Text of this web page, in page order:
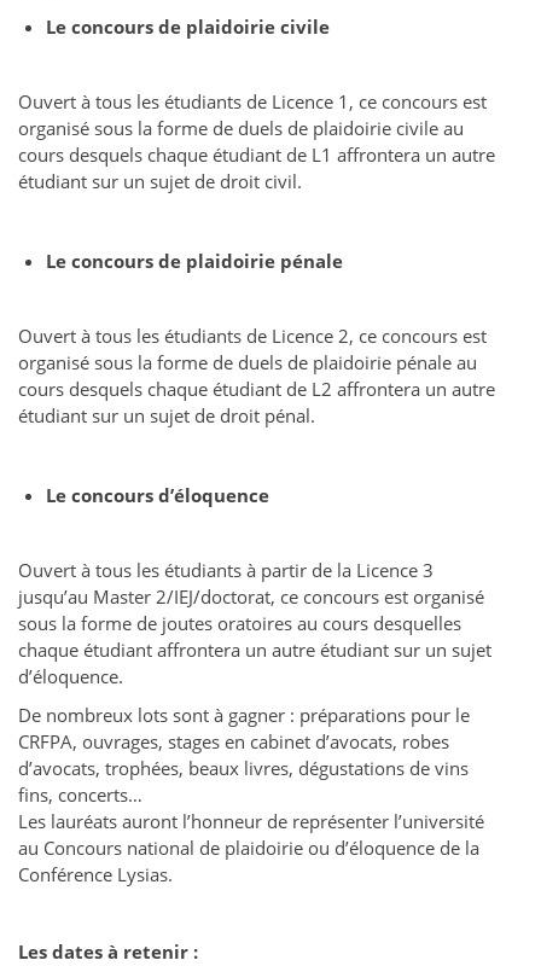
Le concours de plaidoirie civile
Ouvert à tous les étudiants de Licence 1, ce concours est
organisé sous la forme de duels de plaidoirie civile au
cours desquels chaque étudiant de L1 affrontera un autre
étudiant sur un sujet de droit civil.
Le concours de plaidoirie pénale
Ouvert à tous les étudiants de Licence 2, ce concours est
organisé sous la forme de duels de plaidoirie pénale au
cours desquels chaque étudiant de L2 affrontera un autre
étudiant sur un sujet de droit pénal.
Le concours d’éloquence
Ouvert à tous les étudiants à partir de la Licence 3
jusqu’au Master 2/IEJ/doctorat, ce concours est organisé
sous la forme de joutes oratoires au cours desquelles
chaque étudiant affrontera un autre étudiant sur un sujet
d’éloquence.
De nombreux lots sont à gagner : préparations pour le
CRFPA, ouvrages, stages en cabinet d’avocats, robes
d’avocats, trophées, beaux livres, dégustations de vins
fins, concerts…
Les lauréats auront l’honneur de représenter l’université
au Concours national de plaidoirie ou d’éloquence de la
Conférence Lysias.
Les dates à retenir :